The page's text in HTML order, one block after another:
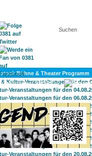
SPORT